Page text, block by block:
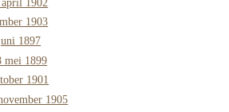
1902
1903
1897
mei 1899
1901
1905